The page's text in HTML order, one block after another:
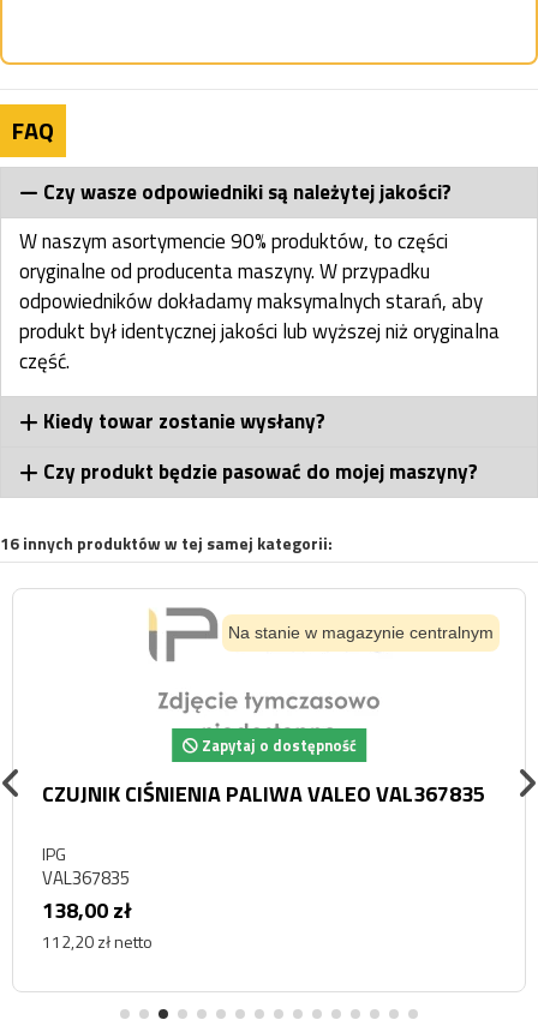
FAQ
Czy wasze odpowiedniki są należytej jakości?
W naszym asortymencie 90% produktów, to części
oryginalne od producenta maszyny. W przypadku
odpowiedników dokładamy maksymalnych starań, aby
produkt był identycznej jakości lub wyższej niż oryginalna
część.
Kiedy towar zostanie wysłany?
Czy produkt będzie pasować do mojej maszyny?
16 innych produktów w tej samej kategorii:
Na stanie w magazynie centralnym
Zapytaj o dostępność
CZUJNIK CIŚNIENIA PALIWA VALEO VAL367835
IPG
VAL367835
138,00 zł
112,20 zł netto